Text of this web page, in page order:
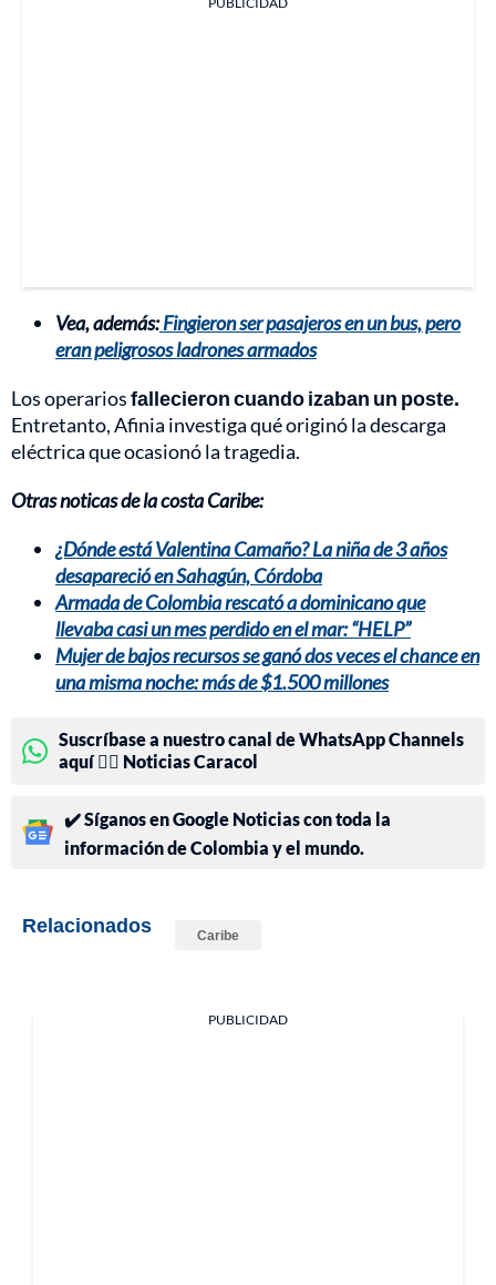
Vea, además:Fingieron ser pasajeros en un bus, pero
eran peligrosos ladrones armados
Los operariosfallecieron cuando izaban un poste.
Entretanto, Afinia investiga qué originó la descarga
eléctrica que ocasionó la tragedia.
Otras noticas de la costa Caribe:
¿Dónde está Valentina Camaño? La niña de 3 años
desapareció en Sahagún, Córdoba
Armada de Colombia rescató a dominicano que
llevaba casi un mes perdido en el mar: “HELP”
Mujer de bajos recursos se ganó dos veces el chance en
una misma noche: más de $1.500 millones
Suscríbase a nuestro canal de WhatsApp Channels
aquí 👉🏻 Noticias Caracol
✔️ Síganos en Google Noticias con toda la
información de Colombia y el mundo.
Relacionados Caribe
PUBLICIDAD